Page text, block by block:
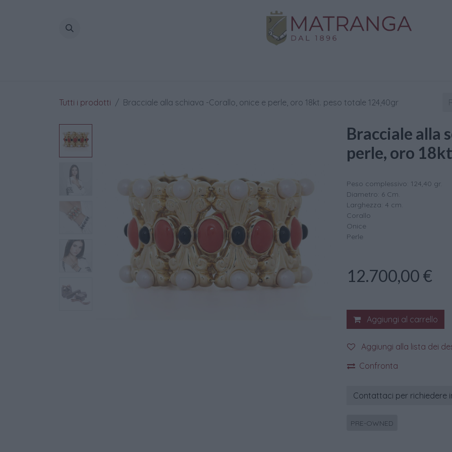
Tutti i prodotti Bracciale alla schiava -Corallo, onice e perle, oro 18kt. peso totale 124,40gr
Bracciale alla
perle, oro
Peso complessivo: 124,40 gr.
Diametro: 6 Cm.
Larghezza: 4 cm.
Corallo
Onice
Perle
12.700,00 €
Aggiungi al carrello
Aggiungi alla lista dei
Confronta
Contattaci per richiedere
PRE-OWNED